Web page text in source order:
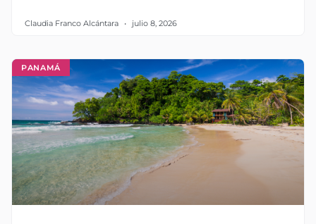
Claudia Franco Alcántara julio 8, 2026
PANAMÁ